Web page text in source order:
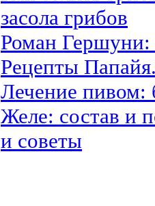
засола грибов
Роман Гершуни:
Рецепты
Лечение
Желе: состав и
и советы